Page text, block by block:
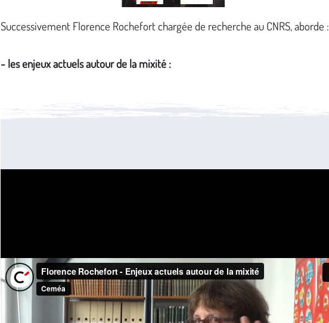
Successivement Florence Rochefort chargée de recherche au CNRS, aborde :
- les enjeux actuels autour de la mixité :